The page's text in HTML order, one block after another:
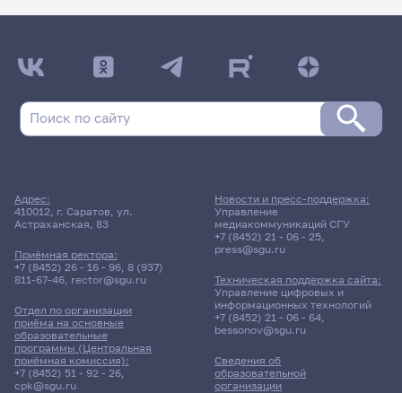
ДАТА ПОСЛЕДНЕГО ОБНОВЛЕНИЯ:
НЕ ОБНОВЛЯЛОСЬ
Адрес:
410012, г. Саратов, ул.
Астраханская, 83
Приёмная ректора:
+7 (8452) 26 - 16 - 96, 8 (937)
811-67-46, rector@sgu.ru
Отдел по организации
приёма на основные
образовательные
программы (Центральная
приёмная комиссия):
+7 (8452) 51 - 92 - 26,
cpk@sgu.ru
Сведения об
образовательной
организации
Новости и пресс-поддержка:
Управление
медиакоммуникаций СГУ
+7 (8452) 21 - 06 - 25,
press@sgu.ru
Техническая поддержка сайта:
Управление цифровых и
информационных технологий
+7 (8452) 21 - 06 - 64,
bessonov@sgu.ru